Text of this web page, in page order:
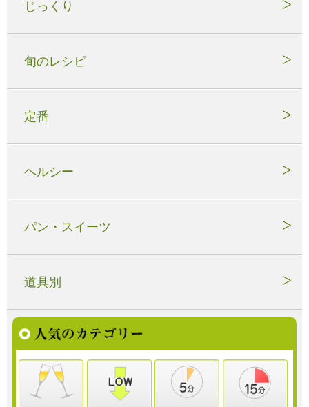
じっくり
旬のレシピ
定番
ヘルシー
パン・スイーツ
道具別